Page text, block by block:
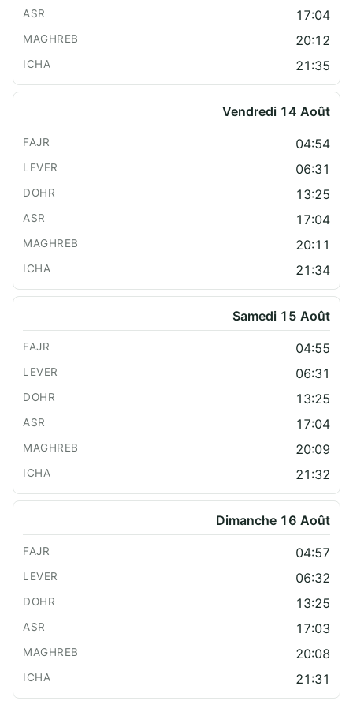
17:04
20:12
21:35
Vendredi 14 Août
04:54
06:31
13:25
17:04
20:11
21:34
Samedi 15 Août
04:55
06:31
13:25
17:04
20:09
21:32
Dimanche 16 Août
04:57
06:32
13:25
17:03
20:08
21:31